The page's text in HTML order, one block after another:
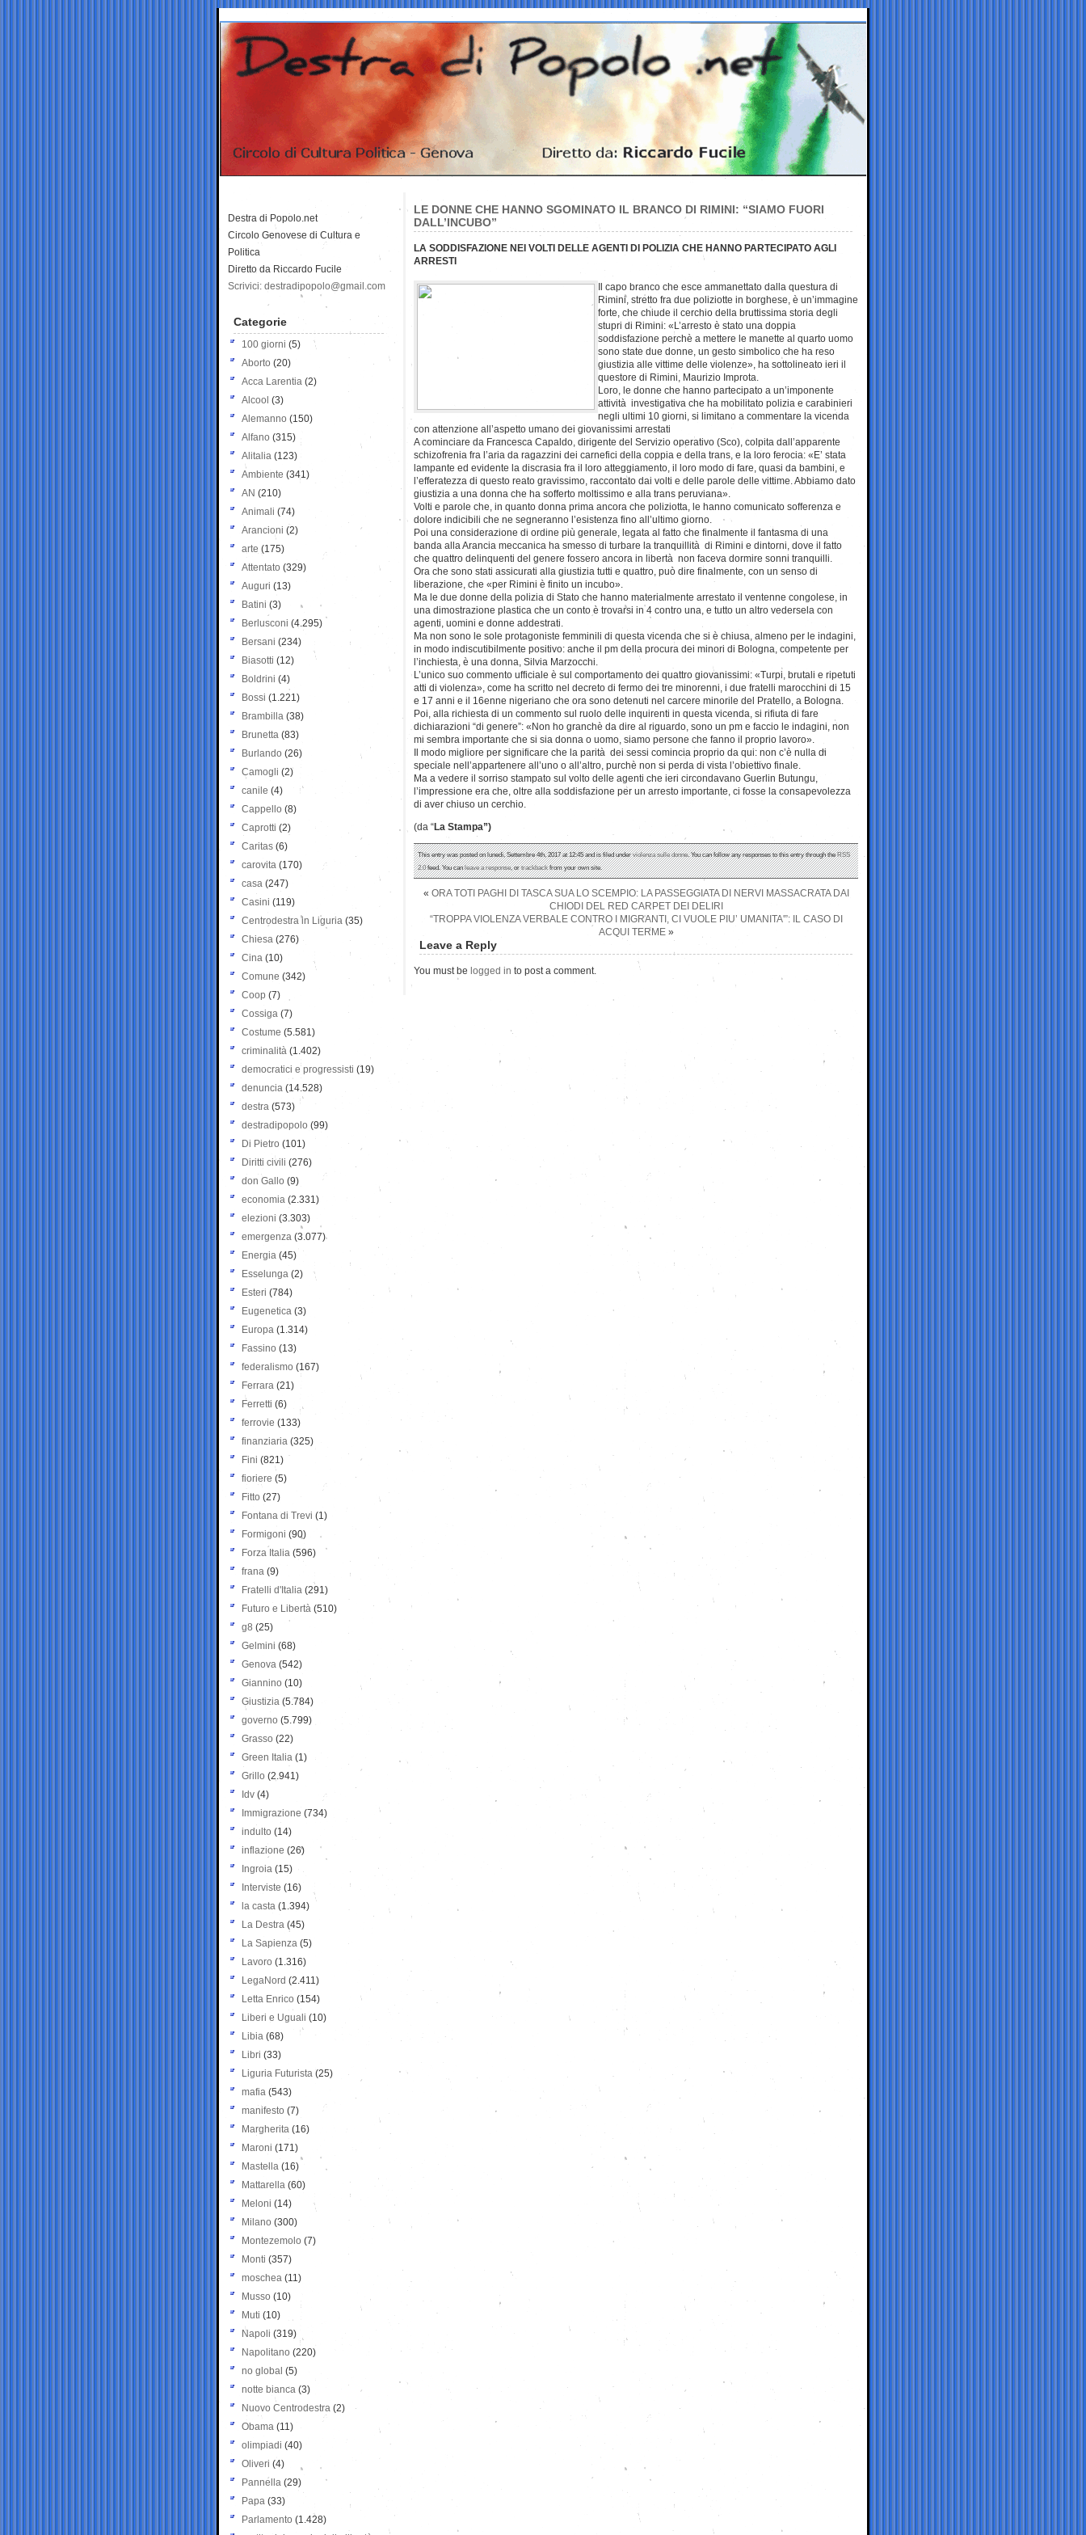
LE DONNE CHE HANNO SGOMINATO IL BRANCO DI RIMINI: “SIAMO FUORI
DALL’INCUBO”
LA SODDISFAZIONE NEI VOLTI DELLE AGENTI DI POLIZIA CHE HANNO PARTECIPATO AGLI
ARRESTI
Il capo branco che esce ammanettato dalla questura di
Rimini, stretto fra due poliziotte in borghese, è un’immagine
forte, che chiude il cerchio della bruttissima storia degli
stupri di Rimini: «L’arresto è stato una doppia
soddisfazione perchè a mettere le manette al quarto uomo
sono state due donne, un gesto simbolico che ha reso
giustizia alle vittime delle violenze», ha sottolineato ieri il
questore di Rimini, Maurizio Improta.
Loro, le donne che hanno partecipato a un’imponente
attività investigativa che ha mobilitato polizia e carabinieri
negli ultimi 10 giorni, si limitano a commentare la vicenda
con attenzione all’aspetto umano dei giovanissimi arrestati
A cominciare da Francesca Capaldo, dirigente del Servizio operativo (Sco), colpita dall’apparente
schizofrenia fra l’aria da ragazzini dei carnefici della coppia e della trans, e la loro ferocia: «E’ stata
lampante ed evidente la discrasia fra il loro atteggiamento, il loro modo di fare, quasi da bambini, e
l’efferatezza di questo reato gravissimo, raccontato dai volti e delle parole delle vittime. Abbiamo dato
giustizia a una donna che ha sofferto moltissimo e alla trans peruviana».
Volti e parole che, in quanto donna prima ancora che poliziotta, le hanno comunicato sofferenza e
dolore indicibili che ne segneranno l’esistenza fino all’ultimo giorno.
Poi una considerazione di ordine più generale, legata al fatto che finalmente il fantasma di una
banda alla Arancia meccanica ha smesso di turbare la tranquillità di Rimini e dintorni, dove il fatto
che quattro delinquenti del genere fossero ancora in libertà non faceva dormire sonni tranquilli.
Ora che sono stati assicurati alla giustizia tutti e quattro, può dire finalmente, con un senso di
liberazione, che «per Rimini è finito un incubo».
Ma le due donne della polizia di Stato che hanno materialmente arrestato il ventenne congolese, in
una dimostrazione plastica che un conto è trovarsi in 4 contro una, e tutto un altro vedersela con
agenti, uomini e donne addestrati.
Ma non sono le sole protagoniste femminili di questa vicenda che si è chiusa, almeno per le indagini,
in modo indiscutibilmente positivo: anche il pm della procura dei minori di Bologna, competente per
l’inchiesta, è una donna, Silvia Marzocchi.
L’unico suo commento ufficiale è sul comportamento dei quattro giovanissimi: «Turpi, brutali e ripetuti
atti di violenza», come ha scritto nel decreto di fermo dei tre minorenni, i due fratelli marocchini di 15
e 17 anni e il 16enne nigeriano che ora sono detenuti nel carcere minorile del Pratello, a Bologna.
Poi, alla richiesta di un commento sul ruolo delle inquirenti in questa vicenda, si rifiuta di fare
dichiarazioni “di genere”: «Non ho granchè da dire al riguardo, sono un pm e faccio le indagini, non
mi sembra importante che si sia donna o uomo, siamo persone che fanno il proprio lavoro».
Il modo migliore per significare che la parità dei sessi comincia proprio da qui: non c’è nulla di
speciale nell’appartenere all’uno o all’altro, purchè non si perda di vista l’obiettivo finale.
Ma a vedere il sorriso stampato sul volto delle agenti che ieri circondavano Guerlin Butungu,
l’impressione era che, oltre alla soddisfazione per un arresto importante, ci fosse la consapevolezza
di aver chiuso un cerchio.
(da “La Stampa”)
This entry was posted on lunedì, Settembre 4th, 2017 at 12:45 and is filed underviolenza sulle donne. You can follow any responses to this entry through theRSS
2.0feed. You canleave a response, ortrackbackfrom your own site.
« ORA TOTI PAGHI DI TASCA SUA LO SCEMPIO: LA PASSEGGIATA DI NERVI MASSACRATA DAI
CHIODI DEL RED CARPET DEI DELIRI
“TROPPA VIOLENZA VERBALE CONTRO I MIGRANTI, CI VUOLE PIU’ UMANITA'”: IL CASO DI
ACQUI TERME»
Leave a Reply
You must be logged in to post a comment.
Destra di Popolo.net
Circolo Genovese di Cultura e
Politica
Diretto da Riccardo Fucile
Scrivici: destradipopolo@gmail.com
Categorie
100 giorni (5)
Aborto (20)
Acca Larentia (2)
Alcool (3)
Alemanno (150)
Alfano (315)
Alitalia (123)
Ambiente (341)
AN (210)
Animali (74)
Arancioni (2)
arte (175)
Attentato (329)
Auguri (13)
Batini (3)
Berlusconi (4.295)
Bersani (234)
Biasotti (12)
Boldrini (4)
Bossi (1.221)
Brambilla (38)
Brunetta (83)
Burlando (26)
Camogli (2)
canile (4)
Cappello (8)
Caprotti (2)
Caritas (6)
carovita (170)
casa (247)
Casini (119)
Centrodestra in Liguria (35)
Chiesa (276)
Cina (10)
Comune (342)
Coop (7)
Cossiga (7)
Costume (5.581)
criminalità (1.402)
democratici e progressisti (19)
denuncia (14.528)
destra (573)
destradipopolo (99)
Di Pietro (101)
Diritti civili (276)
don Gallo (9)
economia (2.331)
elezioni (3.303)
emergenza (3.077)
Energia (45)
Esselunga (2)
Esteri (784)
Eugenetica (3)
Europa (1.314)
Fassino (13)
federalismo (167)
Ferrara (21)
Ferretti (6)
ferrovie (133)
finanziaria (325)
Fini (821)
fioriere (5)
Fitto (27)
Fontana di Trevi (1)
Formigoni (90)
Forza Italia (596)
frana (9)
Fratelli d'Italia (291)
Futuro e Libertà (510)
g8 (25)
Gelmini (68)
Genova (542)
Giannino (10)
Giustizia (5.784)
governo (5.799)
Grasso (22)
Green Italia (1)
Grillo (2.941)
Idv (4)
Immigrazione (734)
indulto (14)
inflazione (26)
Ingroia (15)
Interviste (16)
la casta (1.394)
La Destra (45)
La Sapienza (5)
Lavoro (1.316)
LegaNord (2.411)
Letta Enrico (154)
Liberi e Uguali (10)
Libia (68)
Libri (33)
Liguria Futurista (25)
mafia (543)
manifesto (7)
Margherita (16)
Maroni (171)
Mastella (16)
Mattarella (60)
Meloni (14)
Milano (300)
Montezemolo (7)
Monti (357)
moschea (11)
Musso (10)
Muti (10)
Napoli (319)
Napolitano (220)
no global (5)
notte bianca (3)
Nuovo Centrodestra (2)
Obama (11)
olimpiadi (40)
Oliveri (4)
Pannella (29)
Papa (33)
Parlamento (1.428)